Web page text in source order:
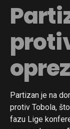
Partizan je na
protiv Tobola,
fazu Lige